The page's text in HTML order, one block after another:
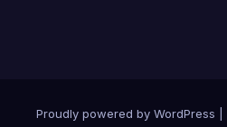
Proudly powered by WordPress